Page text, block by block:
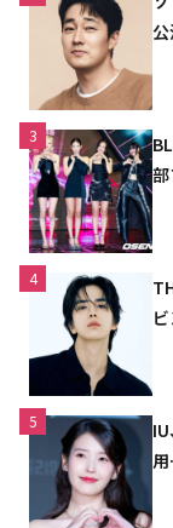
公
3
4
5